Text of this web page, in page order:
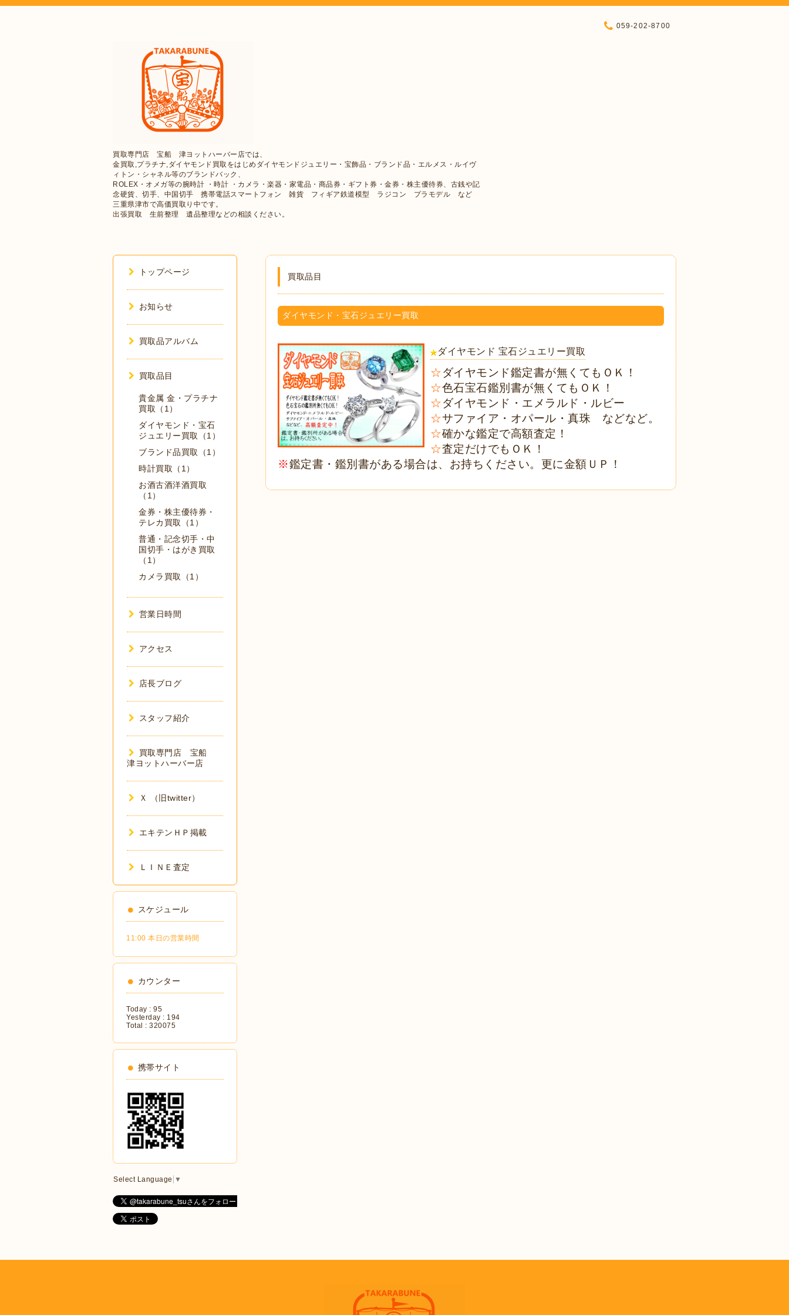
買取専門店 宝船 津ヨットハーバー店では、
金買取,プラチナ,ダイヤモンド買取をはじめダイヤモンドジュエリー・宝飾品・ブランド品・エルメス・ルイヴ
ィトン・シャネル等のブランドバック、
ROLEX・オメガ等の腕時計 ・時計 ・カメラ・楽器・家電品・商品券・ギフト券・金券・株主優待券、古銭や記
念硬貨、切手、中国切手 携帯電話スマートフォン 雑貨 フィギア鉄道模型 ラジコン プラモデル など
三重県津市で高価買取り中です。
出張買取 生前整理 遺品整理などの相談ください。
059-202-8700
買取品目
ダイヤモンド・宝石ジュエリー買取
ダイヤモンド 宝石ジュエリー買取
☆ダイヤモンド鑑定書が無くてもＯＫ！
☆色石宝石鑑別書が無くてもＯＫ！
☆ダイヤモンド・エメラルド・ルビー
☆サファイア・オパール・真珠 などなど。
☆確かな鑑定で高額査定！
☆査定だけでもＯＫ！
※鑑定書・鑑別書がある場合は、お持ちください。更に金額ＵＰ！
トップページ
お知らせ
買取品アルバム
買取品目
貴金属 金・プラチナ
買取（1）
ダイヤモンド・宝石
ジュエリー買取（1）
ブランド品買取（1）
時計買取（1）
お酒古酒洋酒買取
（1）
金券・株主優待券・
テレカ買取（1）
普通・記念切手・中
国切手・はがき買取
（1）
カメラ買取（1）
営業日時間
アクセス
店長ブログ
スタッフ紹介
買取専門店 宝船
津ヨットハーバー店
Ｘ （旧twitter）
エキテンＨＰ掲載
ＬＩＮＥ査定
スケジュール
11:00 本日の営業時間
カウンター
Today : 95
Yesterday : 194
Total : 320075
携帯サイト
Select Language ▼